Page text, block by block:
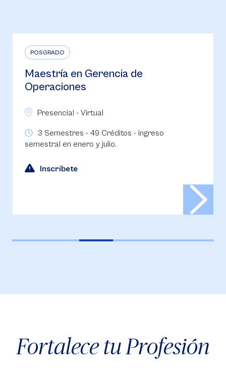
POSGRADO
Maestría en Gerencia de la
Innovación
Presencial
3 Semestres - 49 Créditos - ingreso
semestral en enero y julio.
Inscríbete
Fortalece tu Profesión